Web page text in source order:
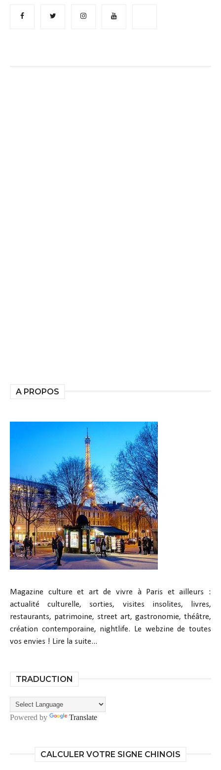
A PROPOS
Magazine culture et art de vivre à Paris et ailleurs :
actualité culturelle, sorties, visites insolites, livres,
restaurants, patrimoine, street art, gastronomie, théâtre,
création contemporaine, nightlife. Le webzine de toutes
vos envies ! Lire la suite...
TRADUCTION
Powered by Translate
CALCULER VOTRE SIGNE CHINOIS